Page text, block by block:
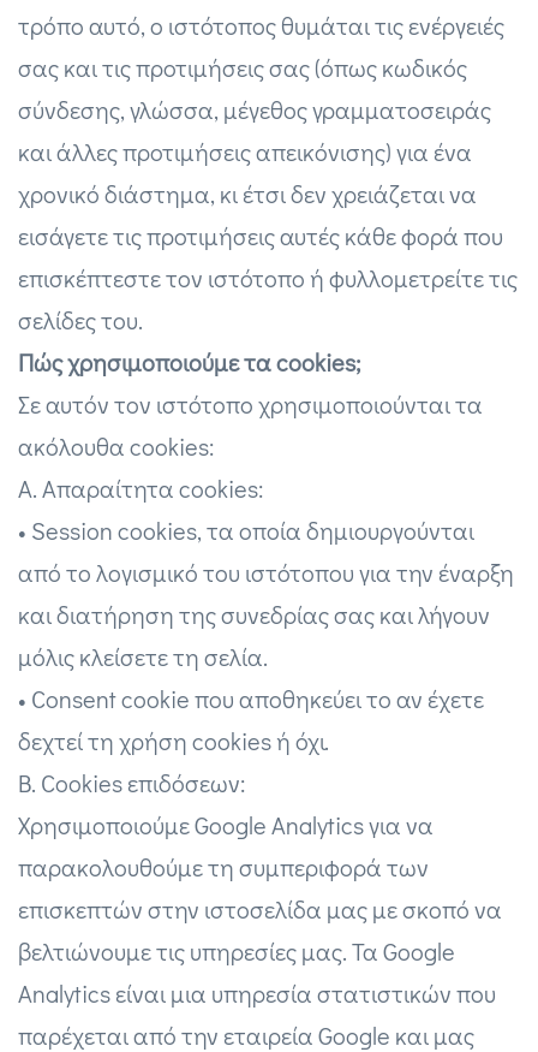
τρόπο αυτό, ο ιστότοπος θυμάται τις ενέργειές
σας και τις προτιμήσεις σας (όπως κωδικός
σύνδεσης, γλώσσα, μέγεθος γραμματοσειράς
και άλλες προτιμήσεις απεικόνισης) για ένα
χρονικό διάστημα, κι έτσι δεν χρειάζεται να
εισάγετε τις προτιμήσεις αυτές κάθε φορά που
επισκέπτεστε τον ιστότοπο ή φυλλομετρείτε τις
σελίδες του.
Πώς χρησιμοποιούμε τα cookies;
Σε αυτόν τον ιστότοπο χρησιμοποιούνται τα
ακόλουθα cookies:
Α. Απαραίτητα cookies:
• Session cookies, τα οποία δημιουργούνται
από το λογισμικό του ιστότοπου για την έναρξη
και διατήρηση της συνεδρίας σας και λήγουν
μόλις κλείσετε τη σελία.
• Consent cookie που αποθηκεύει το αν έχετε
δεχτεί τη χρήση cookies ή όχι.
Β. Cookies επιδόσεων:
Χρησιμοποιούμε Google Analytics για να
παρακολουθούμε τη συμπεριφορά των
επισκεπτών στην ιστοσελίδα μας με σκοπό να
βελτιώνουμε τις υπηρεσίες μας. Τα Google
Analytics είναι μια υπηρεσία στατιστικών που
παρέχεται από την εταιρεία Google και μας